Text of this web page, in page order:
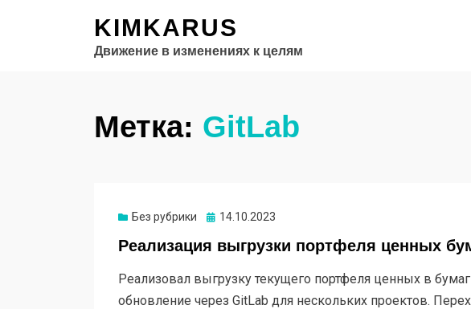
KIMKARUS
Движение в изменениях к целям
Метка: GitLab
Без рубрики Опубликовано
14.10.2023
Реализация выгрузки портфеля ценных
Реализовал выгрузку текущего портфеля ценных в
обновление через GitLab для нескольких проектов.